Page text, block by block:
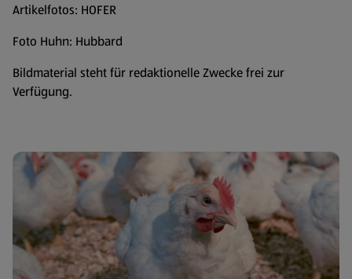
Artikelfotos: HOFER
Foto Huhn: Hubbard
Bildmaterial steht für redaktionelle Zwecke frei zur
Verfügung.